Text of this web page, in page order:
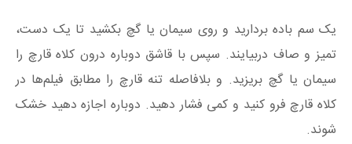
یک سم باده بردارید و روی سیمان یا گچ بکشید تا یک دست،
تمیز و صاف دربیایند. سپس با قاشق دوباره درون کلاه قارچ را
سیمان یا گچ بریزید. و بلافاصله تنه قارچ را مطابق فیلم‌ها در
کلاه قارچ فرو کنید و کمی فشار دهید. دوباره اجازه دهید خشک
شوند.